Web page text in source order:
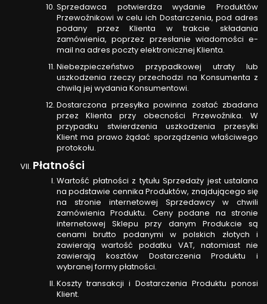
Sprzedawca potwierdza wydanie Produktów
Przewoźnikowi w celu ich Dostarczenia, pod adres
podany przez Klienta w trakcie składania
zamówienia, poprzez przesłanie wiadomości e-
mail na adres poczty elektronicznej Klienta.
Niebezpieczeństwo przypadkowej utraty lub
uszkodzenia rzeczy przechodzi na Konsumenta z
chwilą jej wydania Konsumentowi.
Dostarczona przesyłka powinna zostać zbadana
przez Klienta przy obecności Przewoźnika. W
przypadku stwierdzenia uszkodzenia przesyłki
Klient ma prawo żądać sporządzenia właściwego
protokołu.
Płatności
Wartość płatności z tytułu Sprzedaży jest ustalana
na podstawie cennika Produktów, znajdującego się
na stronie internetowej Sprzedawcy w chwili
zamówienia Produktu. Ceny podane na stronie
internetowej Sklepu przy danym Produkcie są
cenami brutto podanymi w polskich złotych i
zawierają wartość podatku VAT, natomiast nie
zawierają kosztów Dostarczenia Produktu i
wybranej formy płatności.
Koszty transakcji i Dostarczenia Produktu ponosi
Klient.